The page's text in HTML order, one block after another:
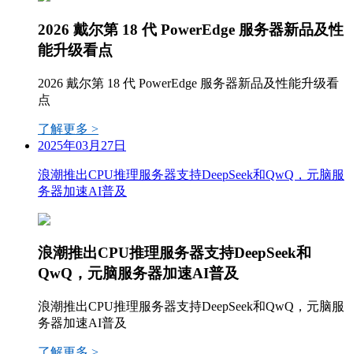
2026 戴尔第 18 代 PowerEdge 服务器新品及性
能升级看点
2026 戴尔第 18 代 PowerEdge 服务器新品及性能升级看
点
了解更多 >
2025年03月27日
浪潮推出CPU推理服务器支持DeepSeek和QwQ，元脑服
务器加速AI普及
浪潮推出CPU推理服务器支持DeepSeek和
QwQ，元脑服务器加速AI普及
浪潮推出CPU推理服务器支持DeepSeek和QwQ，元脑服
务器加速AI普及